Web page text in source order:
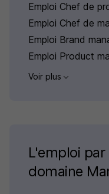
Emploi Chef de
Emploi Chef de
Emploi Brand
Emploi Product
Voir plus
L'emploi
domaine